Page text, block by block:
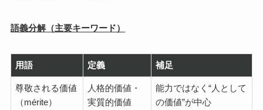
語義分解（主要キーワード）
用語 定義 補足
尊敬される価値
（mérite）
人格的価値・
実質的価値
能力ではなく“人として
の価値”が中心